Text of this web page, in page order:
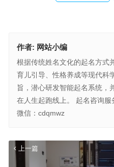
作者: 网站小编
根据传统姓名文化的起名方式
育儿引导、性格养成等现代科
旨，潜心研发智能起名系统，
在人生起跑线上。 起名咨询
微信：cdqmwz
上一篇